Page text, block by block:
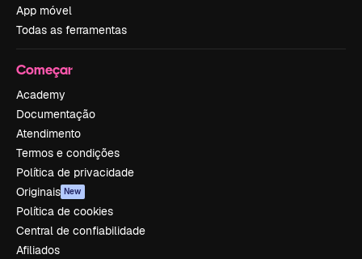
App móvel
Todas as ferramentas
Começar
Academy
Documentação
Atendimento
Termos e condições
Política de privacidade
Originais New
Política de cookies
Central de confiabilidade
Afiliados